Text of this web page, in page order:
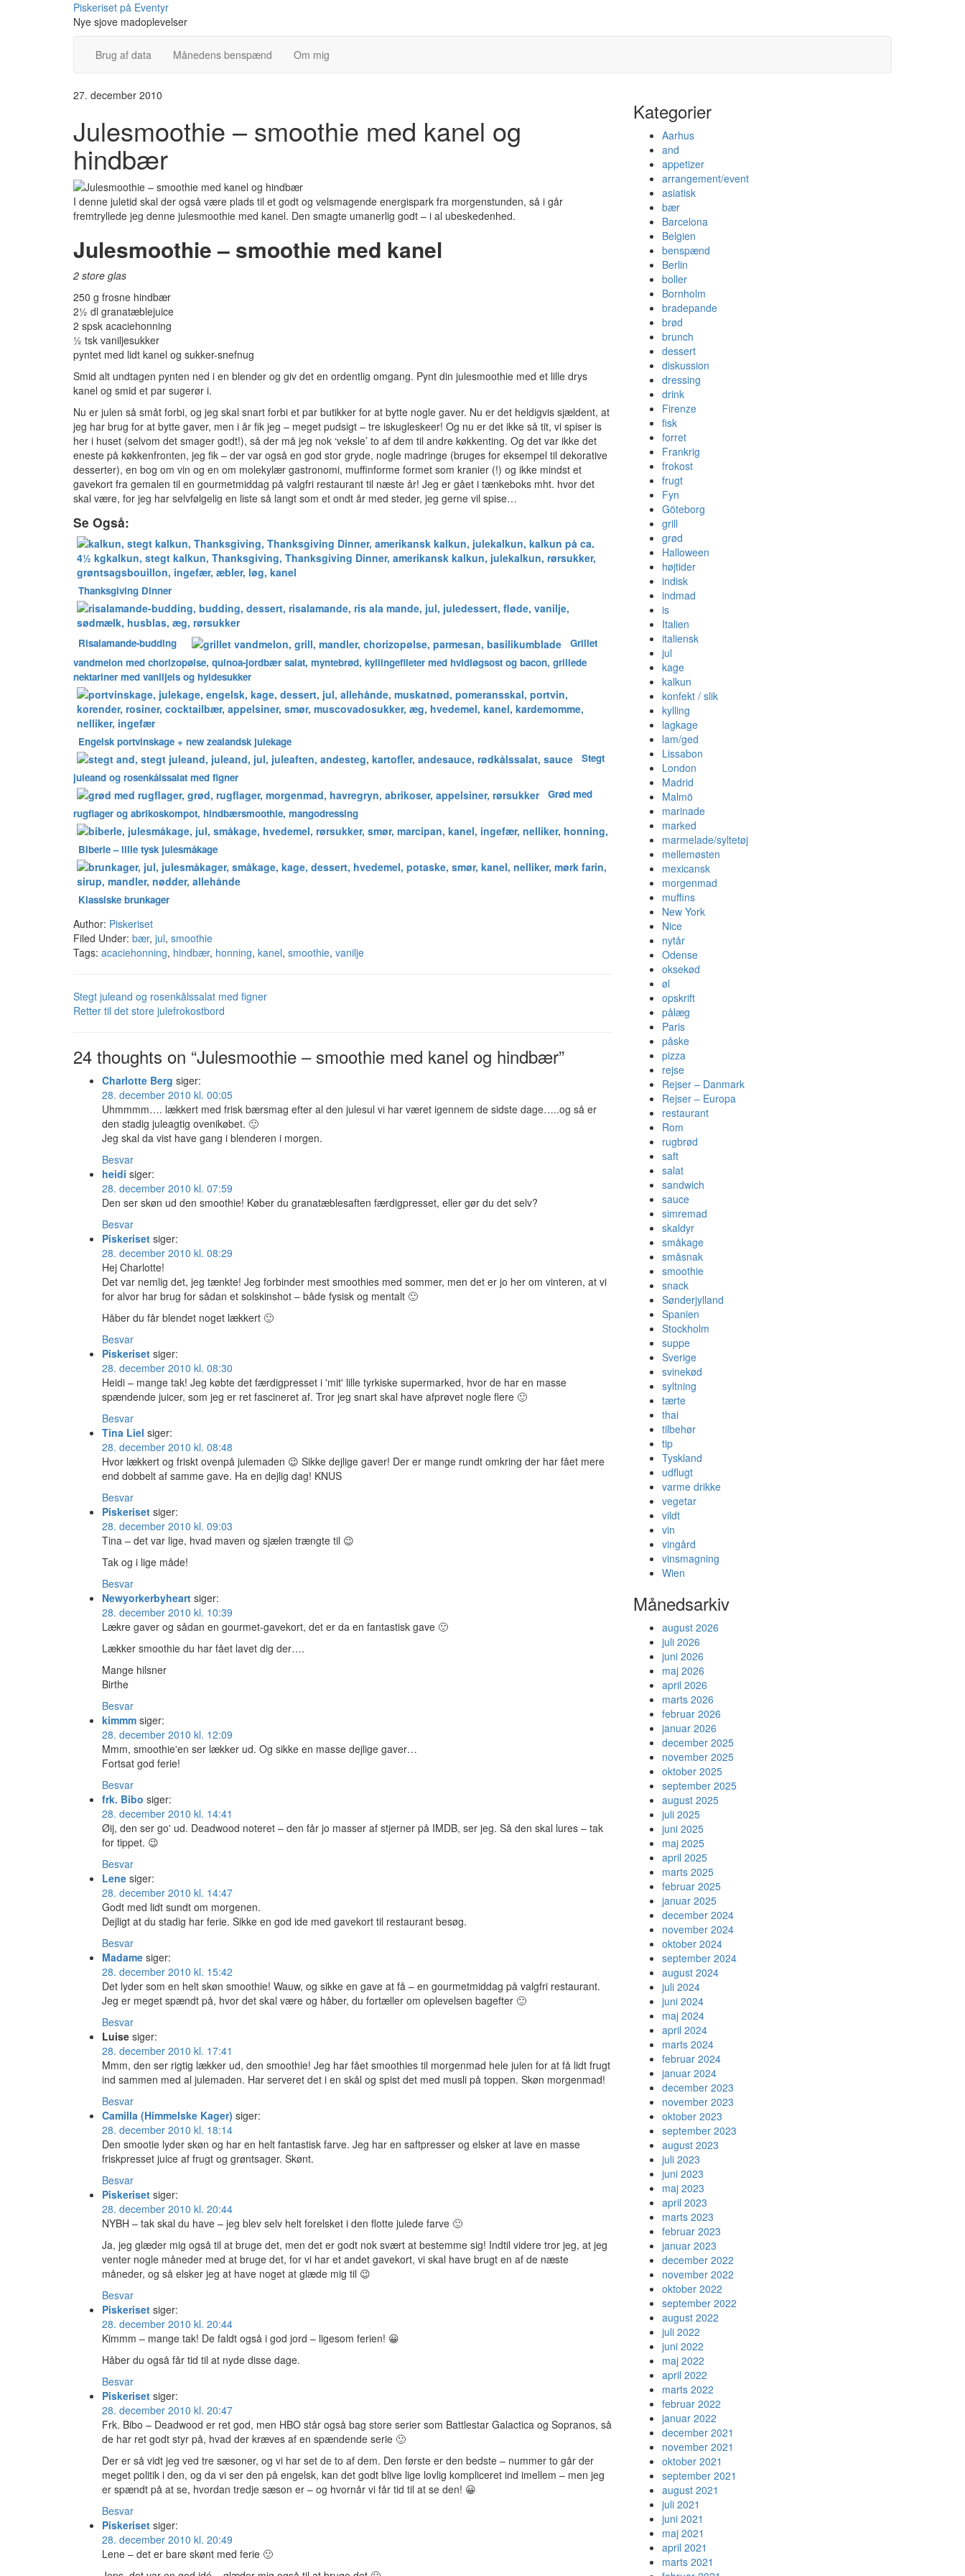
Piskeriset på Eventyr
Nye sjove madoplevelser
Brug af data Månedens benspænd Om mig
27. december 2010
Julesmoothie – smoothie med kanel og
hindbær
I denne juletid skal der også være plads til et godt og velsmagende energispark fra morgenstunden, så i går
fremtryllede jeg denne julesmoothie med kanel. Den smagte umanerlig godt – i al ubeskedenhed.
Julesmoothie – smoothie med kanel
2 store glas
250 g frosne hindbær
2½ dl granatæblejuice
2 spsk acaciehonning
½ tsk vaniljesukker
pyntet med lidt kanel og sukker-snefnug
Smid alt undtagen pynten ned i en blender og giv det en ordentlig omgang. Pynt din julesmoothie med et lille drys
kanel og smid et par sugerør i.
Nu er julen så småt forbi, og jeg skal snart forbi et par butikker for at bytte nogle gaver. Nu er det heldigvis sjældent, at
jeg har brug for at bytte gaver, men i år fik jeg – meget pudsigt – tre iskugleskeer! Og nu er det ikke så tit, vi spiser is
her i huset (selvom det smager godt!), så der må jeg nok ‘veksle’ to af dem til andre køkkenting. Og det var ikke det
eneste på køkkenfronten, jeg fik – der var også en god stor gryde, nogle madringe (bruges for eksempel til dekorative
desserter), en bog om vin og en om molekylær gastronomi, muffinforme formet som kranier (!) og ikke mindst et
gavekort fra gemalen til en gourmetmiddag på valgfri restaurant til næste år! Jeg er gået i tænkeboks mht. hvor det
skal være, for jeg har selvfølgelig en liste så langt som et ondt år med steder, jeg gerne vil spise…
Se Også:
Thanksgiving Dinner
Risalamande-budding
Grillet
vandmelon med chorizopølse, quinoa-jordbær salat, myntebrød, kyllingefileter med hvidløgsost og bacon, grillede
nektariner med vaniljeis og hyldesukker
Engelsk portvinskage + new zealandsk julekage
Stegt
juleand og rosenkålssalat med figner
Grød med
rugflager og abrikoskompot, hindbærsmoothie, mangodressing
Biberle – lille tysk julesmåkage
Klassiske brunkager
Author: Piskeriset
Filed Under: bær, jul, smoothie
Tags: acaciehonning, hindbær, honning, kanel, smoothie, vanilje
Stegt juleand og rosenkålssalat med figner
Retter til det store julefrokostbord
24 thoughts on “Julesmoothie – smoothie med kanel og hindbær”
Charlotte Berg siger:
28. december 2010 kl. 00:05
Uhmmmm…. lækkert med frisk bærsmag efter al den julesul vi har været igennem de sidste dage…..og så er
den stadig juleagtig ovenikøbet. 🙂
Jeg skal da vist have gang i blenderen i morgen.
Besvar
heidi siger:
28. december 2010 kl. 07:59
Den ser skøn ud den smoothie! Køber du granatæblesaften færdigpresset, eller gør du det selv?
Besvar
Piskeriset siger:
28. december 2010 kl. 08:29
Hej Charlotte!
Det var nemlig det, jeg tænkte! Jeg forbinder mest smoothies med sommer, men det er jo her om vinteren, at vi
for alvor har brug for sådan et solskinshot – både fysisk og mentalt 🙂
Håber du får blendet noget lækkert 🙂
Besvar
Piskeriset siger:
28. december 2010 kl. 08:30
Heidi – mange tak! Jeg købte det færdigpresset i 'mit' lille tyrkiske supermarked, hvor de har en masse
spændende juicer, som jeg er ret fascineret af. Tror jeg snart skal have afprøvet nogle flere 🙂
Besvar
Tina Liel siger:
28. december 2010 kl. 08:48
Hvor lækkert og friskt ovenpå julemaden 😉 Sikke dejlige gaver! Der er mange rundt omkring der har fået mere
end dobbelt af samme gave. Ha en dejlig dag! KNUS
Besvar
Piskeriset siger:
28. december 2010 kl. 09:03
Tina – det var lige, hvad maven og sjælen trængte til 😉
Tak og i lige måde!
Besvar
Newyorkerbyheart siger:
28. december 2010 kl. 10:39
Lækre gaver og sådan en gourmet-gavekort, det er da en fantastisk gave 🙂
Lækker smoothie du har fået lavet dig der….
Mange hilsner
Birthe
Besvar
kimmm siger:
28. december 2010 kl. 12:09
Mmm, smoothie'en ser lækker ud. Og sikke en masse dejlige gaver…
Fortsat god ferie!
Besvar
frk. Bibo siger:
28. december 2010 kl. 14:41
Øij, den ser go' ud. Deadwood noteret – den får jo masser af stjerner på IMDB, ser jeg. Så den skal lures – tak
for tippet. 😉
Besvar
Lene siger:
28. december 2010 kl. 14:47
Godt med lidt sundt om morgenen.
Dejligt at du stadig har ferie. Sikke en god ide med gavekort til restaurant besøg.
Besvar
Madame siger:
28. december 2010 kl. 15:42
Det lyder som en helt skøn smoothie! Wauw, og sikke en gave at få – en gourmetmiddag på valgfri restaurant.
Jeg er meget spændt på, hvor det skal være og håber, du fortæller om oplevelsen bagefter 🙂
Besvar
Luise siger:
28. december 2010 kl. 17:41
Mmm, den ser rigtig lækker ud, den smoothie! Jeg har fået smoothies til morgenmad hele julen for at få lidt frugt
ind sammen med al julemaden. Har serveret det i en skål og spist det med musli på toppen. Skøn morgenmad!
Besvar
Camilla (Himmelske Kager) siger:
28. december 2010 kl. 18:14
Den smootie lyder skøn og har en helt fantastisk farve. Jeg har en saftpresser og elsker at lave en masse
friskpresset juice af frugt og grøntsager. Skønt.
Besvar
Piskeriset siger:
28. december 2010 kl. 20:44
NYBH – tak skal du have – jeg blev selv helt forelsket i den flotte julede farve 🙂
Ja, jeg glæder mig også til at bruge det, men det er godt nok svært at bestemme sig! Indtil videre tror jeg, at jeg
venter nogle måneder med at bruge det, for vi har et andet gavekort, vi skal have brugt en af de næste
måneder, og så elsker jeg at have noget at glæde mig til 😉
Besvar
Piskeriset siger:
28. december 2010 kl. 20:44
Kimmm – mange tak! De faldt også i god jord – ligesom ferien! 😀
Håber du også får tid til at nyde disse dage.
Besvar
Piskeriset siger:
28. december 2010 kl. 20:47
Frk. Bibo – Deadwood er ret god, men HBO står også bag store serier som Battlestar Galactica og Sopranos, så
de har ret godt styr på, hvad der kræves af en spændende serie 🙂
Der er så vidt jeg ved tre sæsoner, og vi har set de to af dem. Den første er den bedste – nummer to går der
meget politik i den, og da vi ser den på engelsk, kan det godt blive lige lovlig kompliceret ind imellem – men jeg
er spændt på at se, hvordan tredje sæson er – og hvornår vi får tid til at se den! 😀
Besvar
Piskeriset siger:
28. december 2010 kl. 20:49
Lene – det er bare skønt med ferie 🙂
Kategorier
Aarhus
and
appetizer
arrangement/event
asiatisk
bær
Barcelona
Belgien
benspænd
Berlin
boller
Bornholm
bradepande
brød
brunch
dessert
diskussion
dressing
drink
Firenze
fisk
forret
Frankrig
frokost
frugt
Fyn
Göteborg
grill
grød
Halloween
højtider
indisk
indmad
is
Italien
italiensk
jul
kage
kalkun
konfekt / slik
kylling
lagkage
lam/ged
Lissabon
London
Madrid
Malmö
marinade
marked
marmelade/syltetøj
mellemøsten
mexicansk
morgenmad
muffins
New York
Nice
nytår
Odense
oksekød
øl
opskrift
pålæg
Paris
påske
pizza
rejse
Rejser – Danmark
Rejser – Europa
restaurant
Rom
rugbrød
saft
salat
sandwich
sauce
simremad
skaldyr
småkage
småsnak
smoothie
snack
Sønderjylland
Spanien
Stockholm
suppe
Sverige
svinekød
syltning
tærte
thai
tilbehør
tip
Tyskland
udflugt
varme drikke
vegetar
vildt
vin
vingård
vinsmagning
Wien
Månedsarkiv
august 2026
juli 2026
juni 2026
maj 2026
april 2026
marts 2026
februar 2026
januar 2026
december 2025
november 2025
oktober 2025
september 2025
august 2025
juli 2025
juni 2025
maj 2025
april 2025
marts 2025
februar 2025
januar 2025
december 2024
november 2024
oktober 2024
september 2024
august 2024
juli 2024
juni 2024
maj 2024
april 2024
marts 2024
februar 2024
januar 2024
december 2023
november 2023
oktober 2023
september 2023
august 2023
juli 2023
juni 2023
maj 2023
april 2023
marts 2023
februar 2023
januar 2023
december 2022
november 2022
oktober 2022
september 2022
august 2022
juli 2022
juni 2022
maj 2022
april 2022
marts 2022
februar 2022
januar 2022
december 2021
november 2021
oktober 2021
september 2021
august 2021
juli 2021
juni 2021
maj 2021
april 2021
marts 2021